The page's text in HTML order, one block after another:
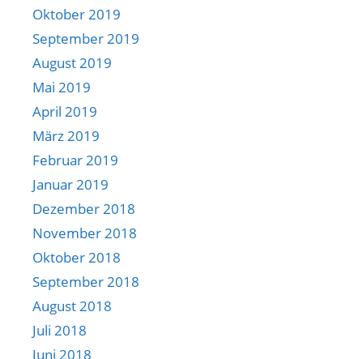
Oktober 2019
September 2019
August 2019
Mai 2019
April 2019
März 2019
Februar 2019
Januar 2019
Dezember 2018
November 2018
Oktober 2018
September 2018
August 2018
Juli 2018
Juni 2018